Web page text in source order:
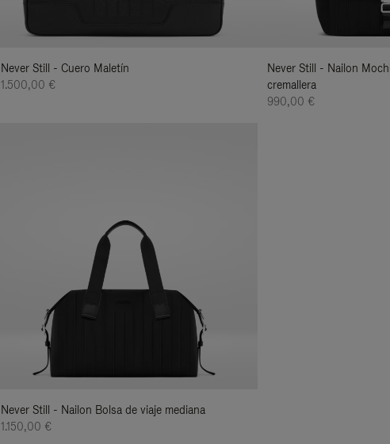
Never Still - Cuero Maletín
1.500,00 €
Never Still - Nailon
cremallera
990,00 €
Never Still - Nailon Bolsa de viaje mediana
1.150,00 €